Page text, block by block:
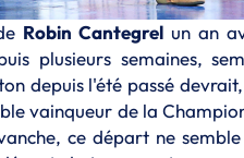
Robin Cantegrel un an
plusieurs semaines,
depuis l'été passé
vainqueur de la
ce départ ne